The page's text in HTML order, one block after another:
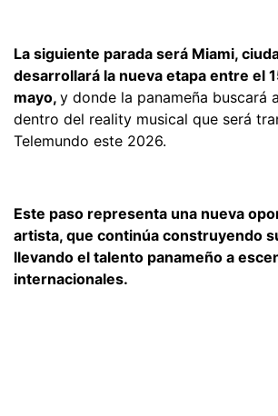
La siguiente parada será Miami,
desarrollará la nueva etapa entre el
mayo, y donde la panameña buscará
dentro del reality musical que será
Telemundo este 2026.
Este paso representa una nueva
artista, que continúa construyendo
llevando el talento panameño a
internacionales.